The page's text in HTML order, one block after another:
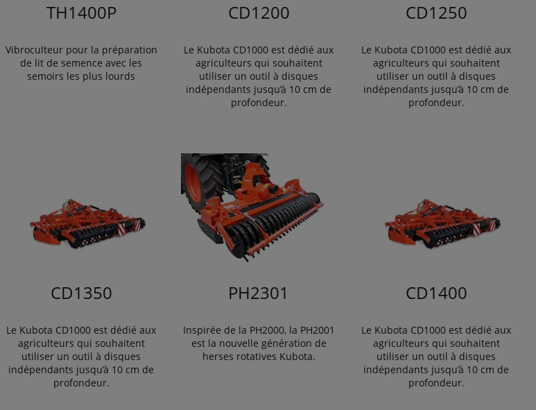
TH1400P
Vibroculteur pour la préparation
de lit de semence avec les
semoirs les plus lourds
CD1200
Le Kubota CD1000 est dédié aux
agriculteurs qui souhaitent
utiliser un outil à disques
indépendants jusqu’à 10 cm de
profondeur.
CD1250
Le Kubota CD1000 est dédié aux
agriculteurs qui souhaitent
utiliser un outil à disques
indépendants jusqu’à 10 cm de
profondeur.
CD1350
Le Kubota CD1000 est dédié aux
agriculteurs qui souhaitent
utiliser un outil à disques
indépendants jusqu’à 10 cm de
profondeur.
PH2301
Inspirée de la PH2000, la PH2001
est la nouvelle génération de
herses rotatives Kubota.
CD1400
Le Kubota CD1000 est dédié aux
agriculteurs qui souhaitent
utiliser un outil à disques
indépendants jusqu’à 10 cm de
profondeur.